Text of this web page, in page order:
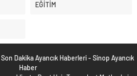
EĞİTİM
Dakika Ayancık Haberleri - Sinop Ayancık
Haber